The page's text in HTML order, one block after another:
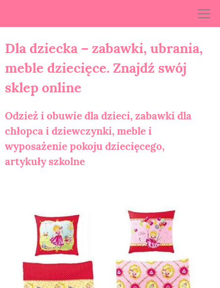
Dla dziecka – zabawki, ubrania,
meble dziecięce. Znajdź swój
sklep online
Odzież i obuwie dla dzieci, zabawki dla
chłopca i dziewczynki, meble i
wyposażenie pokoju dziecięcego,
artykuły szkolne